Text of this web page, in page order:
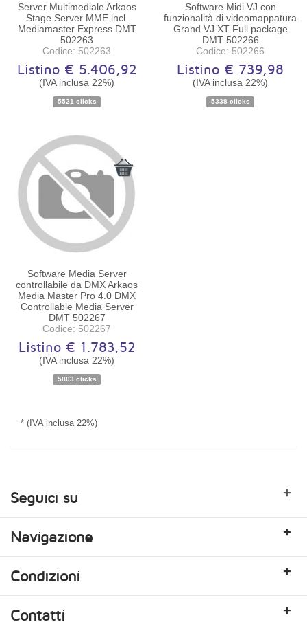
Disponibilità:Ordinabile
Server Multimediale Arkaos
Stage Server MME incl.
Mediamaster Express DMT
502263
Codice: 502263
Listino € 5.406,92
(IVA inclusa 22%)
5521 clicks
Disponibilità:Ordinabile
Software Midi VJ con
funzionalità di videomappatura
Grand VJ XT Full package
DMT 502266
Codice: 502266
Listino € 739,98
(IVA inclusa 22%)
5338 clicks
Disponibilità:Ordinabile
Software Media Server
controllabile da DMX Arkaos
Media Master Pro 4.0 DMX
Controllable Media Server
DMT 502267
Codice: 502267
Listino € 1.783,52
(IVA inclusa 22%)
5803 clicks
* (IVA inclusa 22%)
Seguici su +
Navigazione +
Condizioni +
Contatti +